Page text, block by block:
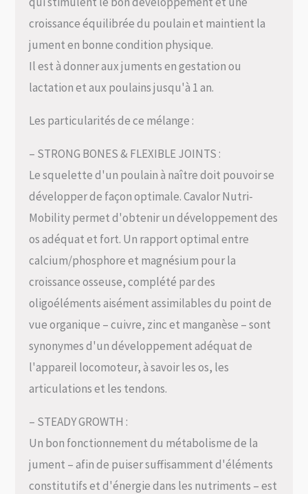
croissance équilibrée du poulain et maintient la
jument en bonne condition physique.
Il est à donner aux juments en gestation ou
lactation et aux poulains jusqu'à 1 an.
Les particularités de ce mélange :
– STRONG BONES & FLEXIBLE JOINTS :
Le squelette d'un poulain à naître doit pouvoir se
développer de façon optimale. Cavalor Nutri-
Mobility permet d'obtenir un développement des
os adéquat et fort. Un rapport optimal entre
calcium/phosphore et magnésium pour la
croissance osseuse, complété par des
oligoéléments aisément assimilables du point de
vue organique – cuivre, zinc et manganèse – sont
synonymes d'un développement adéquat de
l'appareil locomoteur, à savoir les os, les
articulations et les tendons.
– STEADY GROWTH :
Un bon fonctionnement du métabolisme de la
jument – afin de puiser suffisamment d'éléments
constitutifs et d'énergie dans les nutriments – est